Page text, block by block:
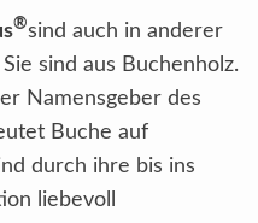
®sind auch in anderer
sind aus Buchenholz.
Namensgeber des
Buche auf
durch ihre bis ins
liebevoll